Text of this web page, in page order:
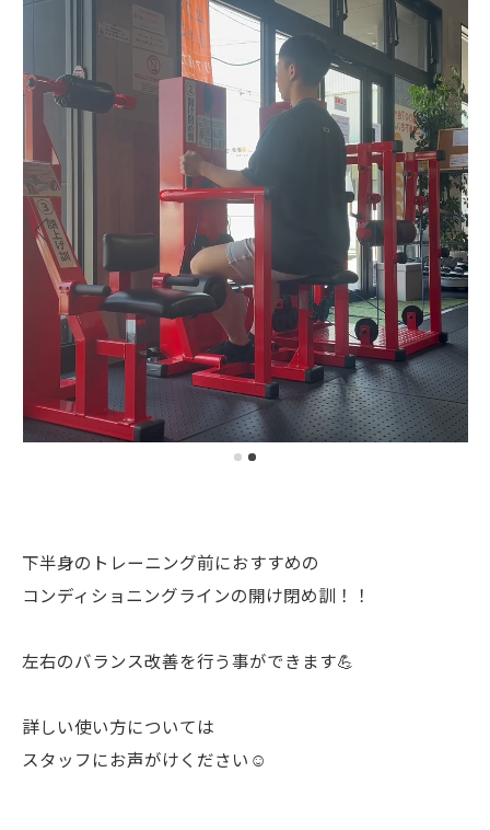
下半身のトレーニング前におすすめの
コンディショニングラインの開け閉め訓！！
左右のバランス改善を行う事ができます💪
詳しい使い方については
スタッフにお声がけください☺️